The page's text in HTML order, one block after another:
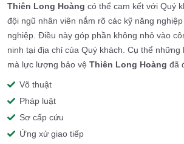
Thiên Long Hoàng có thể cam kết với Quý
đội ngũ nhân viên nắm rõ các kỹ năng
nghiệp. Điều này góp phần không nhỏ vào
ninh tại địa chỉ của Quý khách. Cụ thể những
mà lực lượng bảo vệ Thiên Long Hoàng đã
Võ thuật
Pháp luật
Sơ cấp cứu
Ứng xử giao tiếp